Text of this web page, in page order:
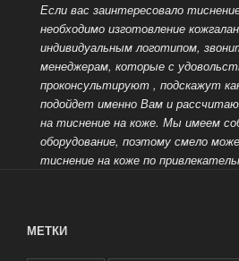
Если вас заинтересовало
необходимо изготовление
индивидуальным логотипом,
менеджерам, которые с
проконсультируют , подскажут
подойдет именно Вам и
на тиснение на коже. Мы имеем
оборудование, поэтому смело
тиснение на коже по
МЕТКИ